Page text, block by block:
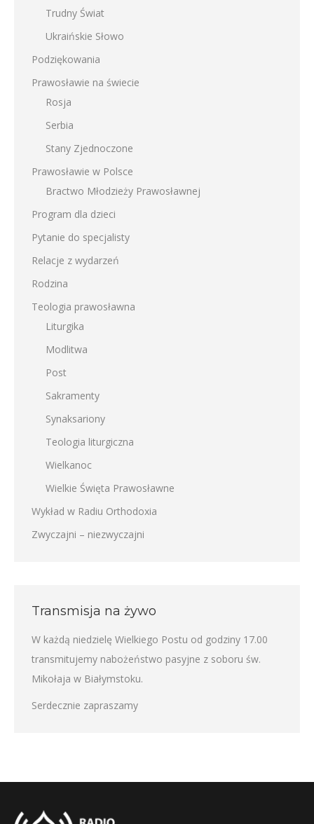
Trudny Świat
Ukraińskie Słowo
Podziękowania
Prawosławie na świecie
Rosja
Serbia
Stany Zjednoczone
Prawosławie w Polsce
Bractwo Młodzieży Prawosławnej
Program dla dzieci
Pytanie do specjalisty
Relacje z wydarzeń
Rodzina
Teologia prawosławna
Liturgika
Modlitwa
Post
Sakramenty
Synaksariony
Teologia liturgiczna
Wielkanoc
Wielkie Święta Prawosławne
Wykład w Radiu Orthodoxia
Zwyczajni – niezwyczajni
Transmisja na żywo
W każdą niedzielę Wielkiego Postu od godziny 17.00
transmitujemy nabożeństwo pasyjne z soboru św.
Mikołaja w Białymstoku.
Serdecznie zapraszamy